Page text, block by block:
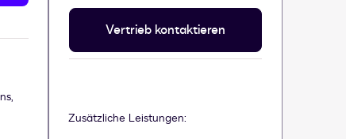
Vertrieb kontaktieren
Zusätzliche Leistungen: